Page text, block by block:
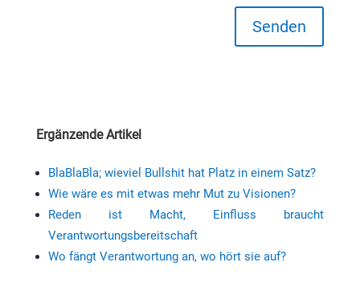
Senden
Ergänzende Artikel
BlaBlaBla; wieviel Bullshit hat Platz in einem Satz?
Wie wäre es mit etwas mehr Mut zu Visionen?
Reden ist Macht, Einfluss braucht
Verantwortungsbereitschaft
Wo fängt Verantwortung an, wo hört sie auf?